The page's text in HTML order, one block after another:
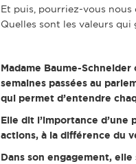
Et puis, pourriez-vous
Quelles sont les valeurs
Madame Baume-
semaines passées au
qui permet d’entendre
Elle dit l’importance d’une
actions, à la différence du
Dans son engagement,